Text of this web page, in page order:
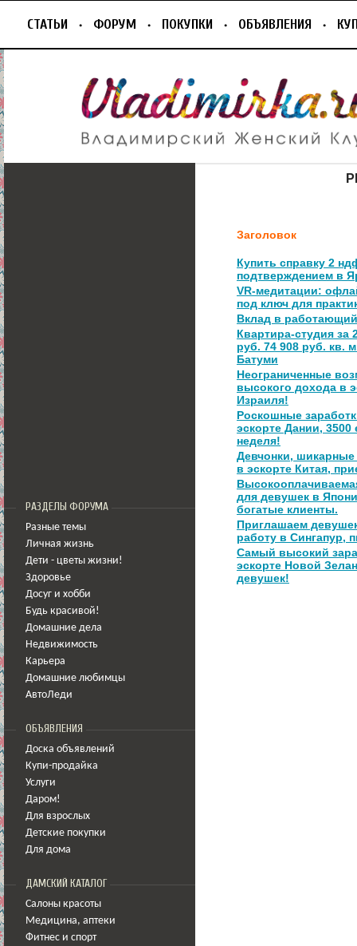
СТАТЬИ ФОРУМ ПОКУПКИ ОБЪЯВЛЕНИЯ
РАЗДЕЛЫ ФОРУМА
Разные темы
Личная жизнь
Дети - цветы жизни!
Здоровье
Досуг и хобби
Будь красивой!
Домашние дела
Недвижимость
Карьера
Домашние любимцы
АвтоЛеди
ОБЪЯВЛЕНИЯ
Доска объявлений
Купи-продайка
Услуги
Даром!
Для взрослых
Детские покупки
Для дома
ДАМСКИЙ КАТАЛОГ
Салоны красоты
Медицина, аптеки
Фитнес и спорт
Заголовок
Купить справку 2
подтверждением в
VR-медитации:
под ключ для
Вклад в
Квартира-студия за
руб. 74 908 руб. кв.
Батуми
Неограниченные
высокого дохода в
Израиля!
Роскошные
эскорте Дании, 3500
неделя!
Девчонки, шикарные
в эскорте Китая,
для девушек в
богатые клиенты.
Приглашаем
работу в Сингапур,
Самый высокий
эскорте Новой
девушек!